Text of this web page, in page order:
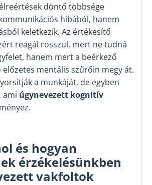
döntő többsége
hibából, hanem
keletkezik. Az értékesítő
reagál rosszul, mert ne tudná
hanem mert a beérkező
mentális szűrőin megy át.
a munkáját, de egyben
ami úgynevezett kognitív
és hogyan
érzékelésünkben
vakfoltok